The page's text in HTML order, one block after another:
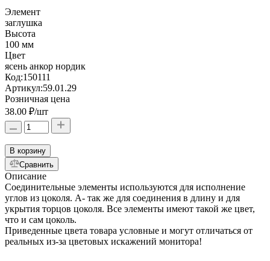
Элемент
заглушка
Высота
100 мм
Цвет
ясень анкор нордик
Код:150111
Артикул:59.01.29
Розничная цена
38.00 ₽/шт
В корзину
Сравнить
Описание
Соединительные элементы используются для исполнение
углов из цоколя. А- так же для соединения в длину и для
укрытия торцов цоколя. Все элементы имеют такой же цвет,
что и сам цоколь.
Приведенные цвета товара условные и могут отличаться от
реальных из-за цветовых искажений монитора!